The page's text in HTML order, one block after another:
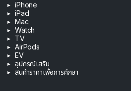
iPhone
iPad
Mac
Watch
TV
AirPods
EV
อุปกรณ์เสริม
สินค้าราคาเพื่อการศึกษา